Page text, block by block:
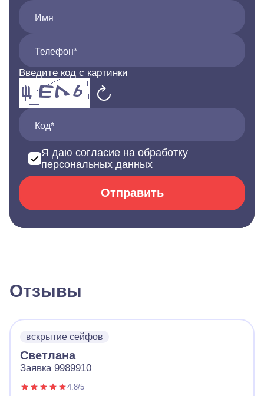
Имя
Телефон*
Введите код с картинки
Код*
Я даю согласие на обработку
персональных данных
Отправить
Отзывы
вскрытие сейфов
Светлана
Заявка 9989910
4.8/5